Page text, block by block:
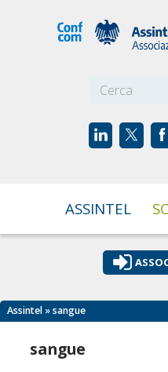
ASSINTEL
Assintel » sangue
sangue